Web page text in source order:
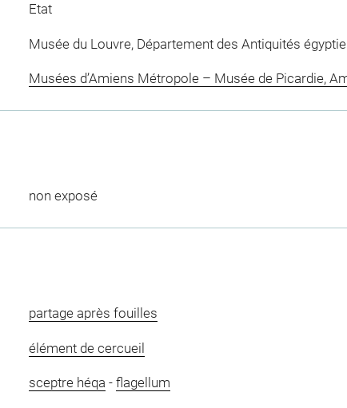
Etat
Musée du Louvre, Département des Antiquités
Musées d’Amiens Métropole – Musée de Picardie,
non exposé
partage après fouilles
élément de cercueil
sceptre héqa - flagellum